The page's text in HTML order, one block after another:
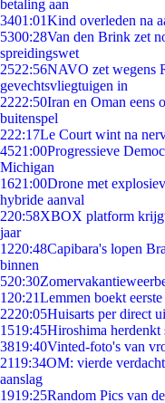
betaling aan
3401:01Kind overleden na
5300:28Van den Brink zet
spreidingswet
2522:56NAVO zet wegens
gevechtsvliegtuigen in
2222:50Iran en Oman eens
buitenspel
222:17Le Court wint na
4521:00Progressieve
Michigan
1621:00Drone met
hybride aanval
220:58XBOX platform
jaar
1220:48Capibara's lopen
binnen
520:30
1 20:21Lemmen boekt
2220:05Huisarts per direct
1519:45Hiroshima herdenkt
3819:40Vinted-foto's van
2119:34OM: vierde
aanslag
1919:25Random Pics van